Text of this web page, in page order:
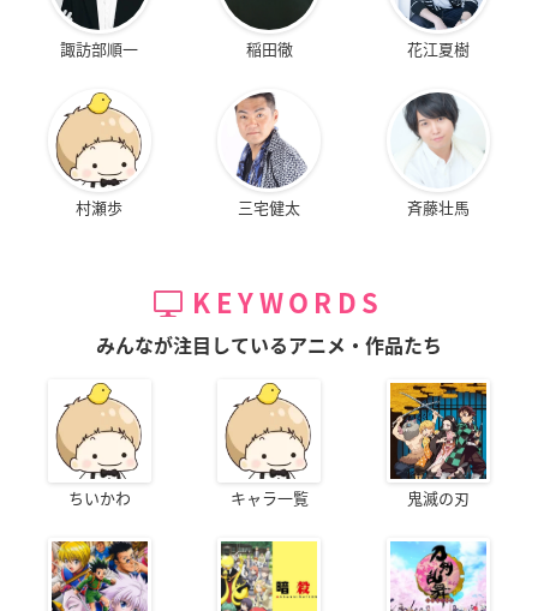
諏訪部順一 稲田徹 花江夏樹
村瀬歩 三宅健太 斉藤壮馬
KEYWORDS
みんなが注目しているアニメ・作品たち
ちいかわ キャラ一覧 鬼滅の刃